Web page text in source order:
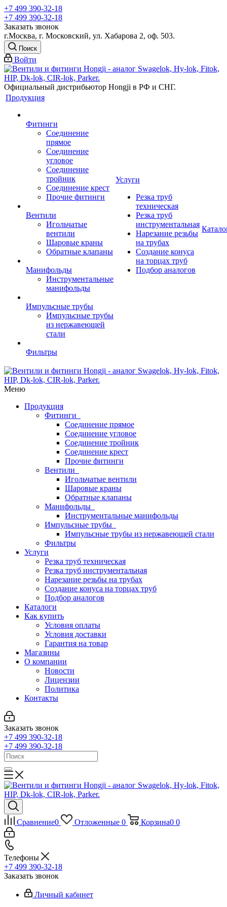
+7 499 390-32-18
+7 499 390-32-18
Заказать звонок
г.Москва, г. Московский, ул. Хабарова 2, оф. 503.
Поиск
Войти
Официальный дистрибьютор Hongji в РФ и СНГ.
Продукция
Фитинги
Соединение
прямое
Соединение
угловое
Соединение
тройник
Соединение крест
Прочие фитинги
Вентили
Игольчатые
вентили
Шаровые краны
Обратные клапаны
Манифольды
Инструментальные
манифольды
Импульсные трубы
Импульсные трубы
из нержавеющей
стали
Фильтры
Услуги
Резка труб
техническая
Резка труб
инструментальная
Нарезание резьбы
на трубах
Создание конуса
на торцах труб
Подбор аналогов
Меню
Продукция
Фитинги
Соединение прямое
Соединение угловое
Соединение тройник
Соединение крест
Прочие фитинги
Вентили
Игольчатые вентили
Шаровые краны
Обратные клапаны
Манифольды
Инструментальные манифольды
Импульсные трубы
Импульсные трубы из нержавеющей стали
Фильтры
Услуги
Резка труб техническая
Резка труб инструментальная
Нарезание резьбы на трубах
Создание конуса на торцах труб
Подбор аналогов
Каталоги
Как купить
Условия оплаты
Условия доставки
Гарантия на товар
Магазины
О компании
Новости
Лицензии
Политика
Контакты
Заказать звонок
+7 499 390-32-18
+7 499 390-32-18
Сравнение0 Отложенные 0 Корзина0 0
Телефоны
+7 499 390-32-18
Заказать звонок
Личный кабинет